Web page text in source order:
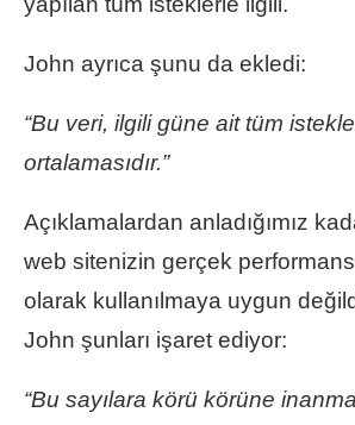
John ayrıca şunu da ekledi:
“Bu veri, ilgili güne ait tüm
ortalamasıdır.”
Açıklamalardan anladığımız
web sitenizin gerçek
olarak kullanılmaya uygun
John şunları işaret ediyor:
“Bu sayılara körü körüne